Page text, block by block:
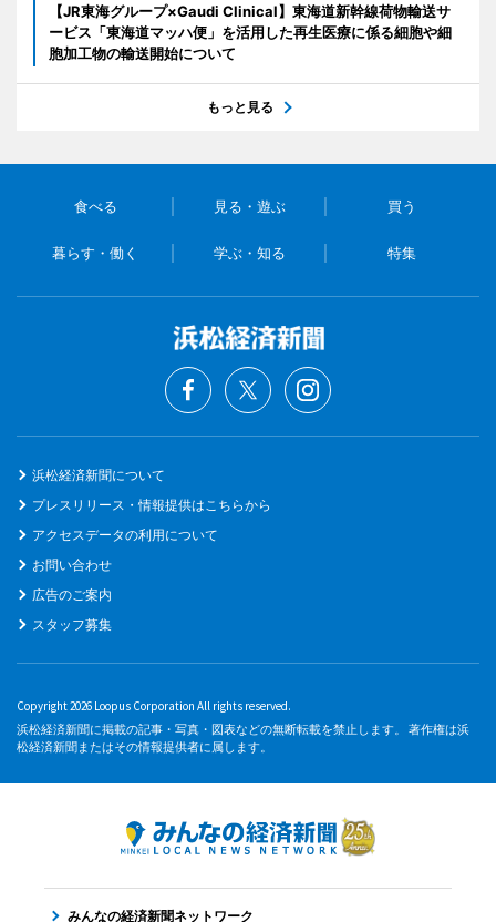
【JR東海グループ×Gaudi Clinical】東海道新幹線荷物輸送サ
ービス「東海道マッハ便」を活用した再生医療に係る細胞や細
胞加工物の輸送開始について
もっと見る
食べる 見る・遊ぶ 買う
暮らす・働く 学ぶ・知る 特集
浜松経済新聞について
プレスリリース・情報提供はこちらから
アクセスデータの利用について
お問い合わせ
広告のご案内
スタッフ募集
Copyright 2026 Loopus Corporation All rights reserved.
浜松経済新聞に掲載の記事・写真・図表などの無断転載を禁止します。 著作権は浜
松経済新聞またはその情報提供者に属します。
みんなの経済新聞ネットワーク